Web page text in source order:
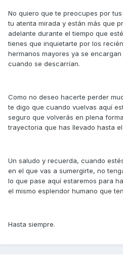
No quiero que te preocupes por
tu atenta mirada y están más que
adelante durante el tiempo que
tienes que inquietarte por los
hermanos mayores ya se
cuando se descarrían.
Como no deseo hacerte perder
te digo que cuando vuelvas aquí
seguro que volverás en plena
trayectoria que has llevado hasta el
Un saludo y recuerda, cuando
en el que vas a sumergirte, no
lo que pase aquí estaremos para
el mismo esplendor humano que
Hasta siempre.